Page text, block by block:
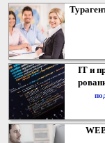
IT и